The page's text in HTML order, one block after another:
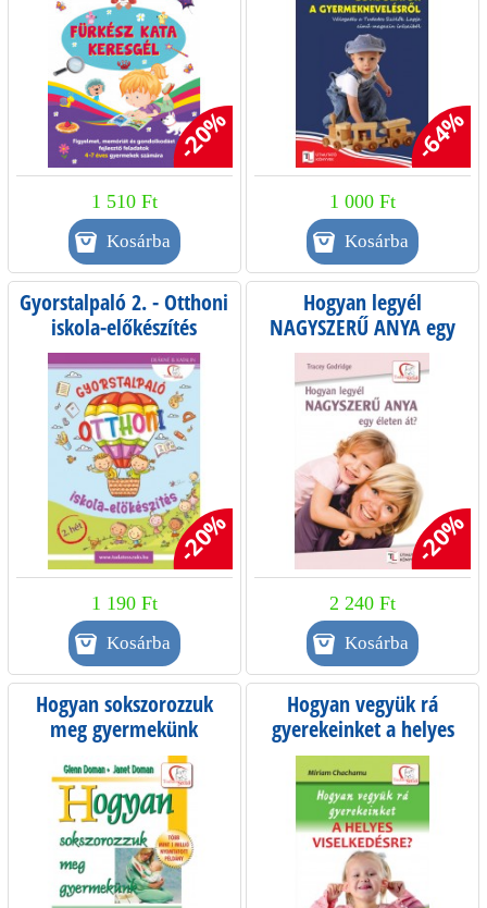
-20%
1 510 Ft
-64%
1 000 Ft
Gyorstalpaló 2. - Otthoni
iskola-előkészítés
-20%
1 190 Ft
Hogyan legyél
NAGYSZERŰ ANYA egy
életen át?
-20%
2 240 Ft
Hogyan sokszorozzuk
meg gyermekünk
intelligenciáját?
Hogyan vegyük rá
gyerekeinket a helyes
viselkedésre? - Kissé
sérült lehet